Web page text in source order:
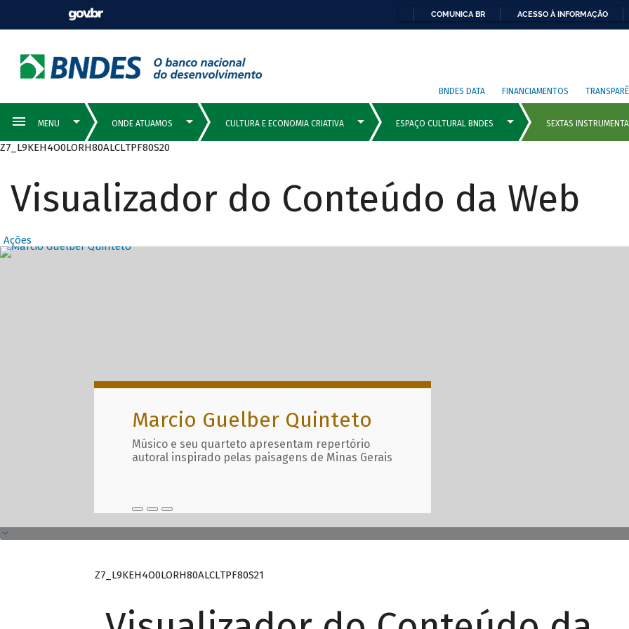
COMUNICA BR ACESSO À INFORMAÇÃO
BNDES DATA FINANCIAMENTOS
Z7_L9KEH4O0LORH80ALCLTPF80S20
Visualizador do Conteúdo da Web
Ações
Destaques Principais com
Marcio Guelber Quinteto
Músico e seu quarteto apresentam repertório
autoral inspirado pelas paisagens de Minas Gerais
Z7_L9KEH4O0LORH80ALCLTPF80S21